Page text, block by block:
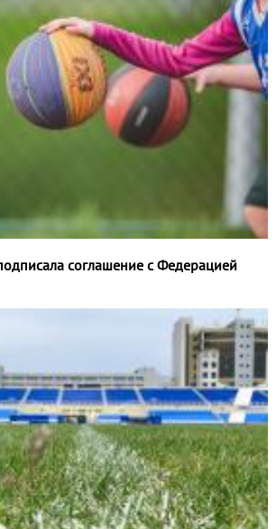
соглашение с Федерацией